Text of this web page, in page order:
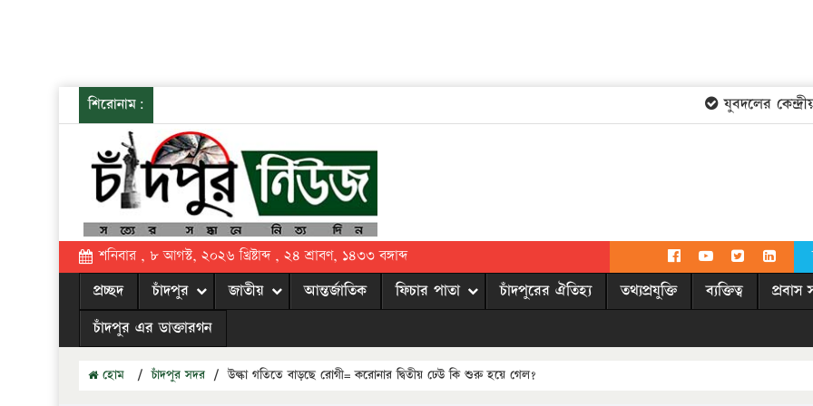
শিরোনাম: যুবদলের কেন্দ্রীয়
শনিবার , ৮ আগস্ট, ২০২৬ খ্রিষ্টাব্দ , ২৪ শ্রাবণ, ১৪৩৩ বঙ্গাব্দ
প্রচ্ছদ চাঁদপুর জাতীয় আন্তর্জাতিক ফিচার পাতা চাঁদপুরের ঐতিহ্য তথ্যপ্রযুক্তি ব্যক্তিত্ব প্রবাস
চাঁদপুর এর ডাক্তারগন
হোম / চাঁদপুর সদর / উল্কা গতিতে বাড়ছে রোগী= করোনার দ্বিতীয় ঢেউ কি শুরু হয়ে গেল?